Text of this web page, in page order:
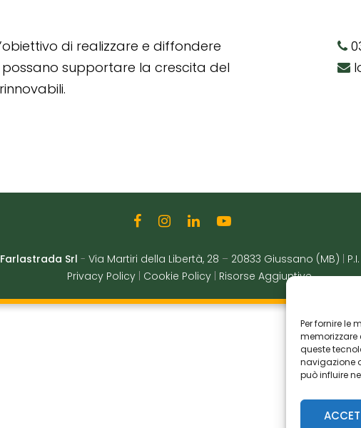
Per fornire le
memorizzare
queste
navigazione
può influire
di realizzare e diffondere
supportare la crescita del
Srl - Via Martiri della Libertà, 28 – 20833 Giussano (MB)
Privacy Policy
Cookie Policy Risorse Aggiuntive